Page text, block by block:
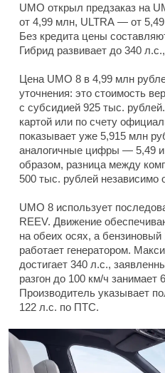
UMO открыл предзаказ на
от 4,99 млн, ULTRA — от
Без кредита цены
Гибрид развивает до 340
Цена UMO 8 в 4,99 млн
уточнения: это стоимость
с субсидией 925 тыс.
картой или по счету
показывает уже 5,915 млн
аналогичные цифры — 5,49
образом, разница между
500 тыс. рублей независимо
UMO 8 использует
REEV. Движение
на обеих осях, а
работает генератором.
достигает 340 л.с.,
разгон до 100 км/ч занимает
Производитель указывает
122 л.с. по ПТС.